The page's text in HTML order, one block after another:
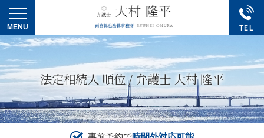
法定相続人 順位 / 弁護士 大村 隆平